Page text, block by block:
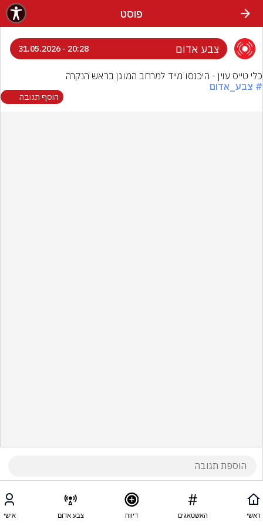
פוסט
צבע אדום 20:28 - 31.05.2026
כלי טייס עוין - היכנסו מייד למרחב המוגן בראש הנקרה
# צבע_אדום
הוסף תגובה
ראשי האשטאגים דיווח צבע אדום אישי